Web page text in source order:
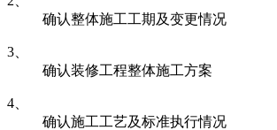
确认整体施工工期及变更情况
3、
确认装修工程整体施工方案
4、
确认施工工艺及标准执行情况